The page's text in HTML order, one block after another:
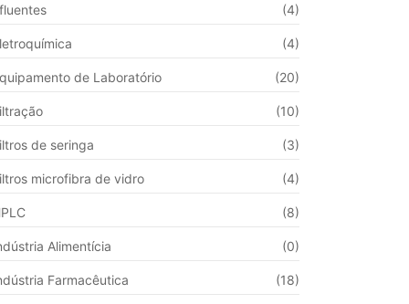
(4)
(4)
de Laboratório (20)
(10)
de seringa (3)
microfibra de vidro (4)
(8)
Alimentícia (0)
Farmacêutica (18)